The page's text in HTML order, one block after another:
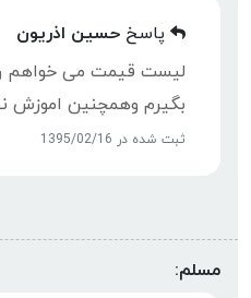
پاسخ حسین اذریون
لیست قیمت می خواهم
بگیرم وهمچنین
ثبت شده در 1395/02/16
مسلم: